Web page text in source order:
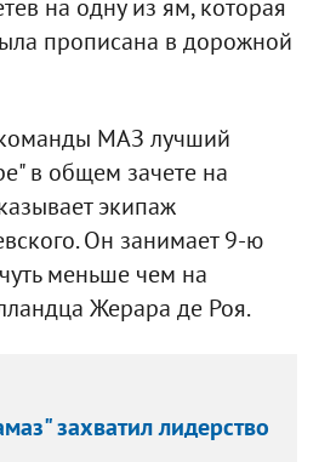
на одну из ям, которая
прописана в дорожной
МАЗ лучший
в общем зачете на
экипаж
Он занимает 9-ю
меньше чем на
Жерара де Роя.
захватил лидерство